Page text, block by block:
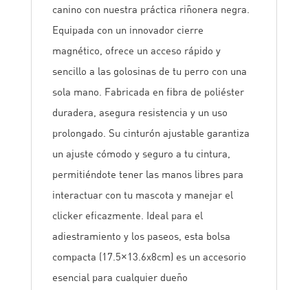
canino con nuestra práctica riñonera negra.
Equipada con un innovador cierre
magnético, ofrece un acceso rápido y
sencillo a las golosinas de tu perro con una
sola mano. Fabricada en fibra de poliéster
duradera, asegura resistencia y un uso
prolongado. Su cinturón ajustable garantiza
un ajuste cómodo y seguro a tu cintura,
permitiéndote tener las manos libres para
interactuar con tu mascota y manejar el
clicker eficazmente. Ideal para el
adiestramiento y los paseos, esta bolsa
compacta (17.5×13.6x8cm) es un accesorio
esencial para cualquier dueño